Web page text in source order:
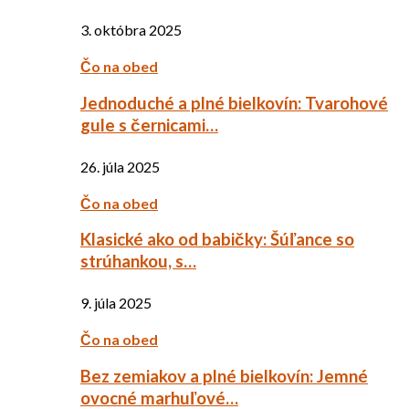
3. októbra 2025
Čo na obed
Jednoduché a plné bielkovín: Tvarohové
gule s černicami…
26. júla 2025
Čo na obed
Klasické ako od babičky: Šúľance so
strúhankou, s…
9. júla 2025
Čo na obed
Bez zemiakov a plné bielkovín: Jemné
ovocné marhuľové…